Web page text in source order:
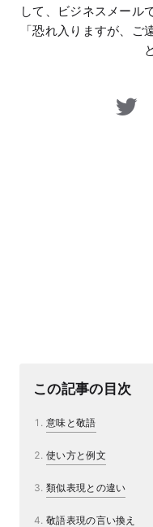
して、ビジネスメール
「恐れ入りますが、
この記事の目次
意味と敬語
使い方と例文
類似表現との違い
敬語表現の言い換え